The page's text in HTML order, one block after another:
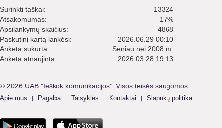
Surinkti taškai:
13324
Atsakomumas:
17%
Apsilankymų skaičius:
4868
Paskutinį kartą lankėsi:
2026.06.29 00:10
Anketa sukurta:
Seniau nei 2008 m.
Anketa atnaujinta:
2026.03.28 19:13
© 2026 UAB "Ieškok komunikacijos". Visos teisės saugomos.
Apie mus | Pagalba | Taisyklės | Kontaktai | Slapukų politika